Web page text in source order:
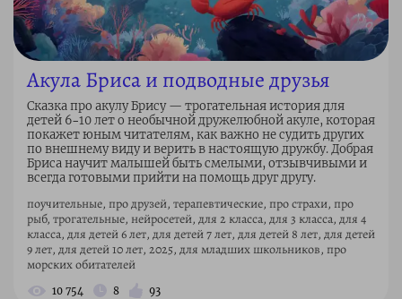
Акула Бриса и подводные друзья
Сказка про акулу Брису — трогательная история для
детей 6–10 лет о необычной дружелюбной акуле, которая
покажет юным читателям, как важно не судить других
по внешнему виду и верить в настоящую дружбу. Добрая
Бриса научит малышей быть смелыми, отзывчивыми и
всегда готовыми прийти на помощь друг другу.
поучительные, про друзей, терапевтические, про страхи, про
рыб, трогательные, нейросетей, для 2 класса, для 3 класса, для 4
класса, для детей 6 лет, для детей 7 лет, для детей 8 лет, для детей
9 лет, для детей 10 лет, 2025, для младших школьников, про
морских обитателей
10 754 8 93